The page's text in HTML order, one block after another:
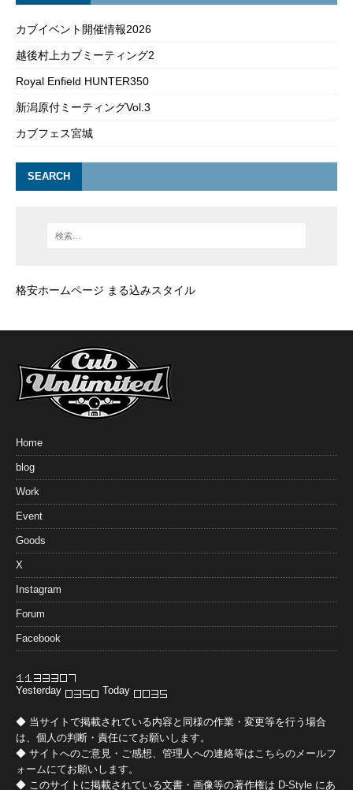
カブイベント開催情報2026
越後村上カブミーティング2
Royal Enfield HUNTER350
新潟原付ミーティングVol.3
カブフェス宮城
SEARCH
格安ホームページ まる込みスタイル
Home
blog
Work
Event
Goods
X
Instagram
Forum
Facebook
Yesterday Today
◆ 当サイトで掲載されている内容と同様の作業・変更等を行う場合
は、個人の判断・責任にてお願いします。
◆ サイトへのご意見・ご感想、管理人への連絡等は こちらのメールフ
ォームにてお願いします。
◆ このサイトに掲載されている文書・画像等の著作権は D-Style にあ